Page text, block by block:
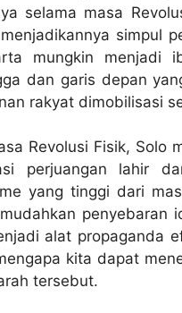
selama masa
simpul
mungkin menjadi
dan garis depan
rakyat dimobilisasi
Revolusi Fisik, Solo
perjuangan lahir
yang tinggi dari
penyebaran
alat propaganda
kita dapat
tersebut.